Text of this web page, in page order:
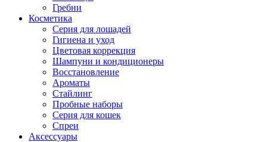
Гребни
Косметика
Серия для лошадей
Гигиена и уход
Цветовая коррекция
Шампуни и кондиционеры
Восстановление
Ароматы
Стайлинг
Пробные наборы
Серия для кошек
Спреи
Аксессуары